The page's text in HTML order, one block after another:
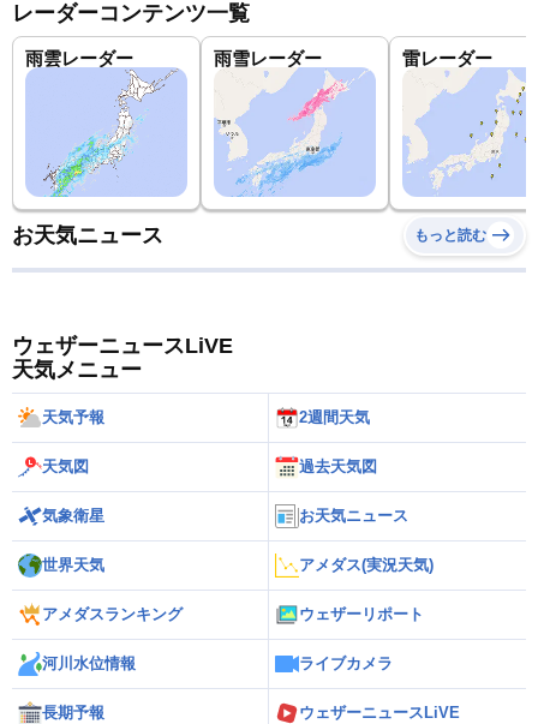
レーダーコンテンツ一覧
雨雲レーダー 雨雪レーダー 雷レーダー
お天気ニュース もっと読む
ウェザーニュースLiVE
天気メニュー
天気予報 2週間天気
天気図 過去天気図
気象衛星 お天気ニュース
世界天気 アメダス(実況天気)
アメダスランキング ウェザーリポート
河川水位情報 ライブカメラ
長期予報 ウェザーニュースLiVE